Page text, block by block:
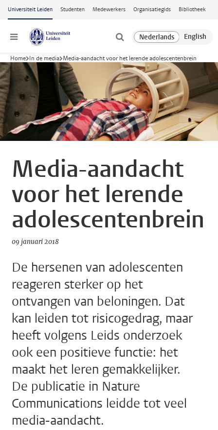
Ga naar hoofdinhoud
Universiteit Leiden Studenten Medewerkers Organisatiegids Bibliotheek
Menu
Home In de media Media-aandacht voor het lerende adolescentenbrein
Media-aandacht
voor het lerende
adolescentenbrein
09 januari 2018
De hersenen van adolescenten
reageren sterker op het
ontvangen van beloningen. Dat
kan leiden tot risicogedrag, maar
heeft volgens Leids onderzoek
ook een positieve functie: het
maakt het leren gemakkelijker.
De publicatie in Nature
Communications leidde tot veel
media-aandacht.